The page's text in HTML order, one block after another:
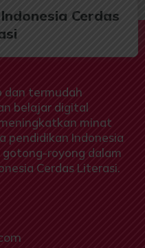
Cerdas
dan termudah
belajar digital
minat
pendidikan Indonesia
royong dalam
Cerdas Literasi.